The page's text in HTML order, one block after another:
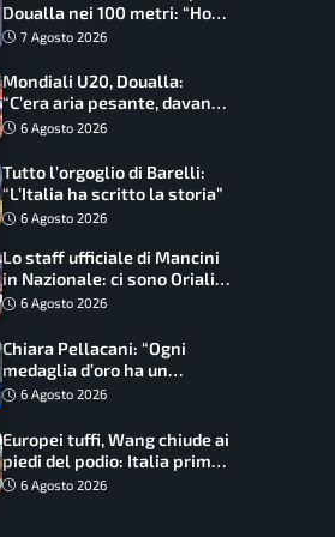
Doualla nei 100 metri: “Ho
scacciato l’ansia”
7 Agosto 2026
Mondiali U20, Doualla:
“C’era aria pesante, davano
le mascherine! Finale? Non
6 Agosto 2026
Tutto l’orgoglio di Barelli:
“L’Italia ha scritto la storia”
6 Agosto 2026
Lo staff ufficiale di Mancini
in Nazionale: ci sono Oriali e
Bonucci, confermato un
6 Agosto 2026
Chiara Pellacani: “Ogni
medaglia d’oro ha un
significato diverso. Ho fatto
6 Agosto 2026
Europei tuffi, Wang chiude ai
piedi del podio: Italia prima
nel medagliere
6 Agosto 2026